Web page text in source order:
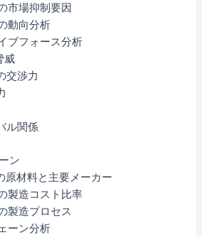
市場抑制要因
動向分析
ブフォース分析
威
交渉力
ル関係
ン
原材料と主要メーカー
製造コスト比率
製造プロセス
ーン分析